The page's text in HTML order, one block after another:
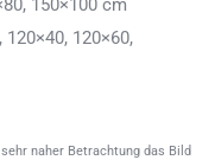
150×100 cm
120×40, 120×60,
naher Betrachtung das Bild